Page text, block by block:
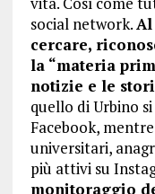
social network.Al
cercare,
la “materia
notizie e le
quello di Urbino
Facebook,
universitari,
più attivi su
monitoraggio